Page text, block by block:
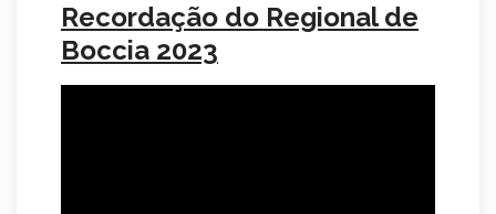
Recordação do Regional de
Boccia 2023